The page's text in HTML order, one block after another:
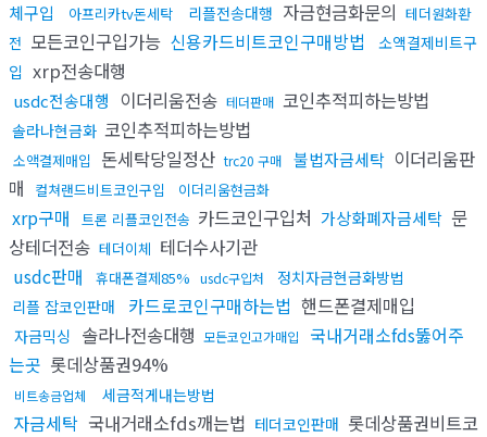
체구입
아프리카tv돈세탁 리플전송대행 자금현금화문의 테더원화환
전 모든코인구입가능 신용카드비트코인구매방법
소액결제비트구
입 xrp전송대행
usdc전송대행 이더리움전송 테더판매 코인추적피하는방법
솔라나현금화 코인추적피하는방법
소액결제매입 돈세탁당일정산 trc20 구매 불법자금세탁 이더리움판
매
컬쳐랜드비트코인구입 이더리움현금화
xrp구매 트론 리플코인전송 카드코인구입처 가상화폐자금세탁 문
상테더전송 테더이체 테더수사기관
usdc판매
휴대폰결제85% usdc구입처
정치자금현금화방법
리플 잡코인판매
카드로코인구매하는법 핸드폰결제매입
자금믹싱 솔라나전송대행 모든코인고가매입
국내거래소fds뚫어주
는곳 롯데상품권94%
비트송금업체 세금적게내는방법
자금세탁 국내거래소fds깨는법 테더코인판매 롯데상품권비트코